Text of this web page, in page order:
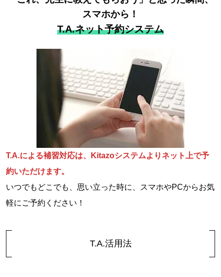
スマホから！
T.A.ネット予約システム
T.A.による補習対応は、Kitazoシステムよりネット上で予
約いただけます。
いつでもどこでも、思い立った時に、スマホやPCからお気
軽にご予約ください！
T.A.活用法